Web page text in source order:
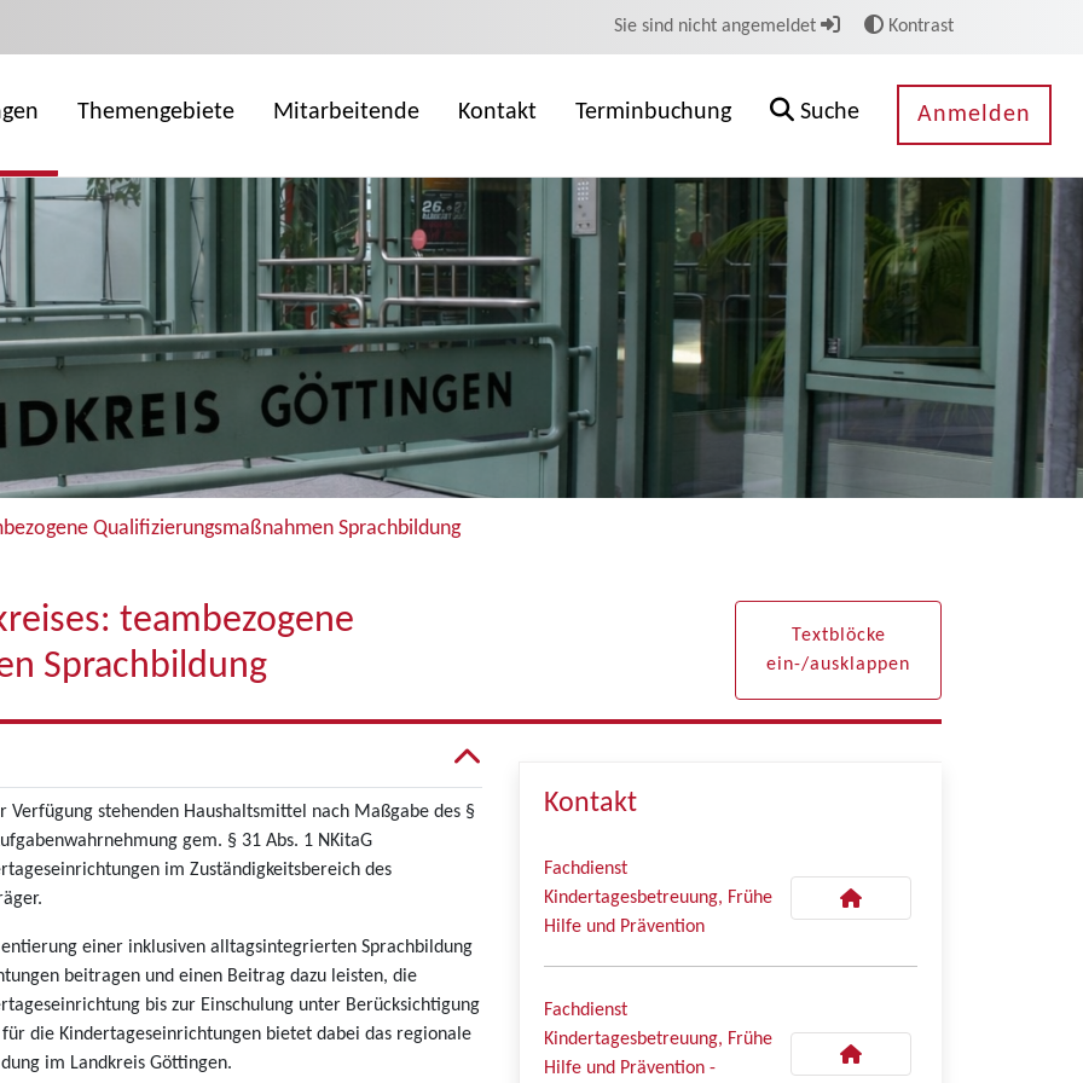
Sie sind nicht angemeldet Kontrast
Themengebiete Mitarbeitende Kontakt Terminbuchung Suche Anmelden
Qualifizierungsmaßnahmen Sprachbildung
teambezogene
Sprachbildung
Textblöcke
ein-/ausklappen
stehenden Haushaltsmittel nach Maßgabe des §
gem. § 31 Abs. 1 NKitaG
im Zuständigkeitsbereich des
einer inklusiven alltagsintegrierten Sprachbildung
beitragen und einen Beitrag dazu leisten, die
bis zur Einschulung unter Berücksichtigung
die Kindertageseinrichtungen bietet dabei das regionale
im Landkreis Göttingen.
Kontakt
Fachdienst
Kindertagesbetreuung, Frühe
Hilfe und Prävention
Fachdienst
Kindertagesbetreuung, Frühe
Hilfe und Prävention -